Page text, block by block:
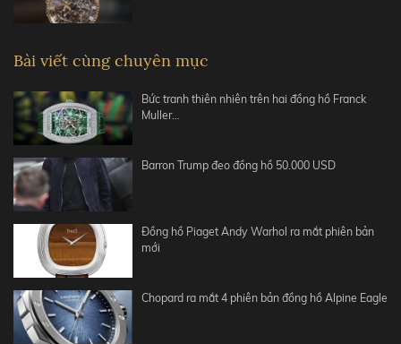
Bài viết cùng chuyên mục
Bức tranh thiên nhiên trên hai đồng hồ Franck
Muller…
Barron Trump đeo đồng hồ 50.000 USD
Đồng hồ Piaget Andy Warhol ra mắt phiên bản
mới
Chopard ra mắt 4 phiên bản đồng hồ Alpine Eagle